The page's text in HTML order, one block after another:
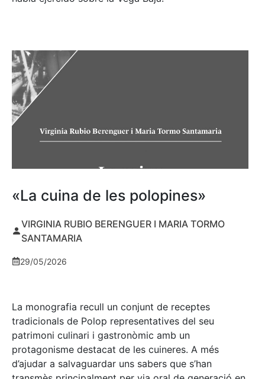
«La cuina de les polopines»
VIRGINIA RUBIO BERENGUER I MARIA TORMO
SANTAMARIA
29/05/2026
La monografia recull un conjunt de receptes
tradicionals de Polop representatives del seu
patrimoni culinari i gastronòmic amb un
protagonisme destacat de les cuineres. A més
d’ajudar a salvaguardar uns sabers que s’han